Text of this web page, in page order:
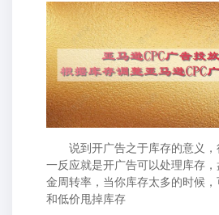
说到开广告之于库存的意义，
一反应就是开广告可以处理库存
金周转率，当你库存太多的时候
和低价甩掉库存